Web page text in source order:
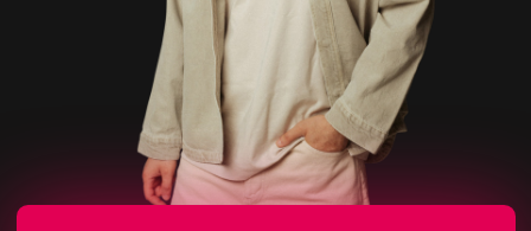
Таргетинг Чат-боты
Автоворонки